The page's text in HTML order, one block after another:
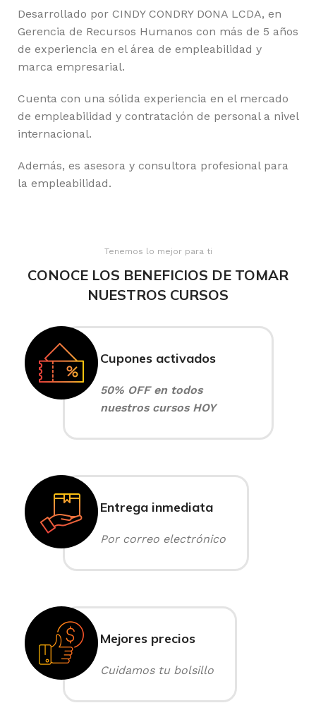
Desarrollado por CINDY CONDRY DONA LCDA, en
Gerencia de Recursos Humanos con más de 5 años
de experiencia en el área de empleabilidad y
marca empresarial.
Cuenta con una sólida experiencia en el mercado
de empleabilidad y contratación de personal a nivel
internacional.
Además, es asesora y consultora profesional para
la empleabilidad.
Tenemos lo mejor para ti
CONOCE LOS BENEFICIOS DE TOMAR
NUESTROS CURSOS
Cupones activados
50% OFF en todos
nuestros cursos HOY
Entrega inmediata
Por correo electrónico
Mejores precios
Cuidamos tu bolsillo